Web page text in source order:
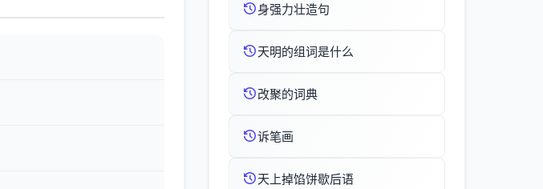
身强力壮造句
天明的组词是什么
改聚的词典
诉笔画
天上掉馅饼歇后语